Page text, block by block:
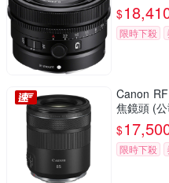
$
限時下殺
Canon
焦鏡頭 (
$
限時下殺